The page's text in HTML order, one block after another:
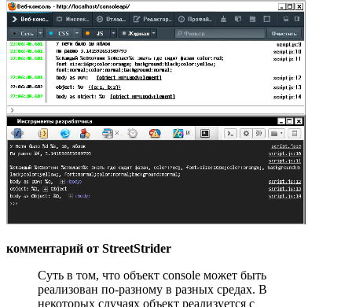
комментарий от StreetStrider
Суть в том, что объект console может быть
реализован по-разному в разных средах. В
некоторых случаях объект реализуется с